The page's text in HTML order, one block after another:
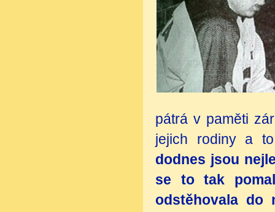
pátrá v paměti
jejich rodiny a
dodnes jsou
se to tak
odstěhovala do